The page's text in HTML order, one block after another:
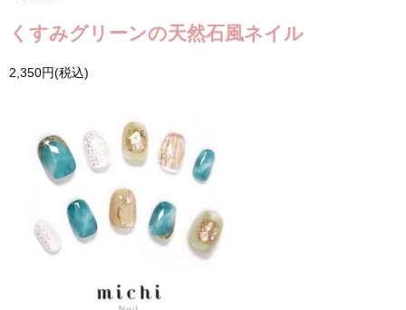
くすみグリーンの天然石風ネイル
2,350円(税込)